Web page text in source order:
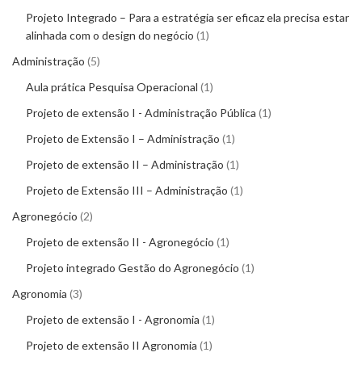
Projeto Integrado – Para a estratégia ser eficaz ela precisa estar
alinhada com o design do negócio 1
Administração 5
Aula prática Pesquisa Operacional 1
Projeto de extensão I - Administração Pública 1
Projeto de Extensão I – Administração 1
Projeto de extensão II – Administração 1
Projeto de Extensão III – Administração 1
Agronegócio 2
Projeto de extensão II - Agronegócio 1
Projeto integrado Gestão do Agronegócio 1
Agronomia 3
Projeto de extensão I - Agronomia 1
Projeto de extensão II Agronomia 1